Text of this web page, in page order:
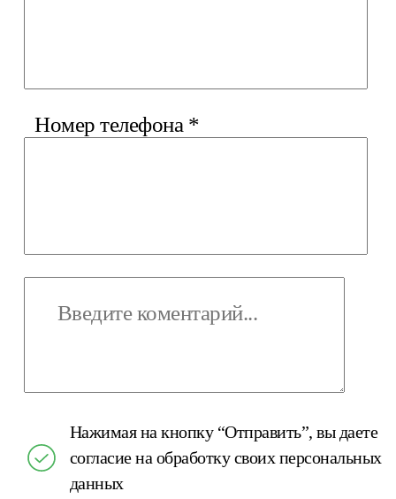
Номер телефона *
Нажимая на кнопку “Отправить”, вы даете
согласие на обработку своих персональных
данных